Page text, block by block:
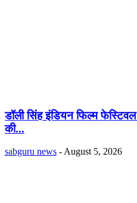
डॉली सिंह इंडियन फिल्म
की...
sabguru news - August 5, 2026